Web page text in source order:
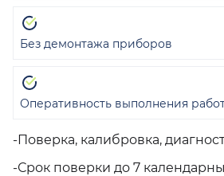
-Поверка, калибровка,
-Срок поверки до 7
Без демонтажа приборов
Оперативность выполнения